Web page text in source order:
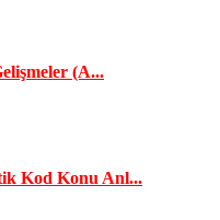
(A...
Kod Konu Anl...